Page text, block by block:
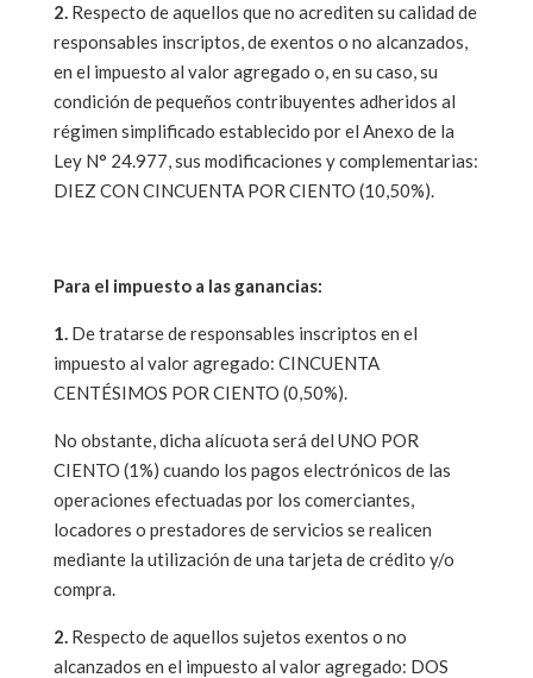
2.Respecto de aquellos que no acrediten su calidad de
responsables inscriptos, de exentos o no alcanzados,
en el impuesto al valor agregado o, en su caso, su
condición de pequeños contribuyentes adheridos al
régimen simplificado establecido por el Anexo de la
Ley N° 24.977, sus modificaciones y complementarias:
DIEZ CON CINCUENTA POR CIENTO (10,50%).
Para el impuesto a las ganancias:
1.De tratarse de responsables inscriptos en el
impuesto al valor agregado: CINCUENTA
CENTÉSIMOS POR CIENTO (0,50%).
No obstante, dicha alícuota será del UNO POR
CIENTO (1%) cuando los pagos electrónicos de las
operaciones efectuadas por los comerciantes,
locadores o prestadores de servicios se realicen
mediante la utilización de una tarjeta de crédito y/o
compra.
2.Respecto de aquellos sujetos exentos o no
alcanzados en el impuesto al valor agregado: DOS